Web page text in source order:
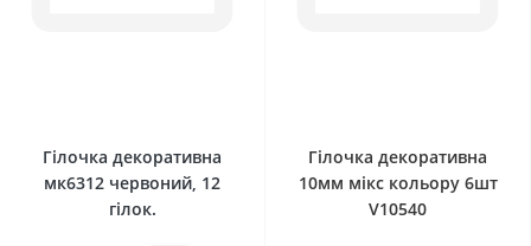
Гілочка декоративна
мк6312 червоний, 12
гілок.
Гілочка декоративна
10мм мікс кольору 6шт
V10540